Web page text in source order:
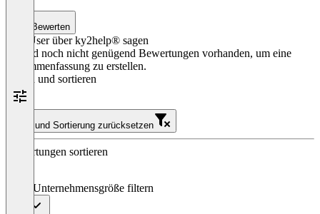
Bewerten
Was User über ky2help® sagen
Es sind noch nicht genügend Bewertungen vorhanden, um eine
Zusammenfassung zu erstellen.
Filtern und sortieren
Filter und Sortierung zurücksetzen
Bewertungen sortieren
Nach Unternehmensgröße filtern